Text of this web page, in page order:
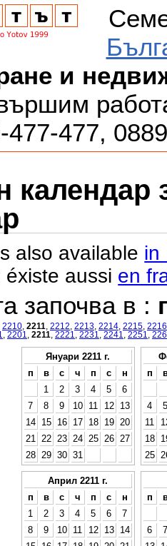
и
477-477,
календар
also available in
aussi en
започва в :
2210 2211 2212 2213 2214 2215 2216
2201 2211 2221 2231 2241 2251
Януари 2211 г.
п
в с ч п с
н
1
2 3 4 5
6
7
8 9 10 11 12
13
14
15 16 17 18 19
20
21
22 23 24 25 26
27
28
29 30 31
п
4
5
11
18
25
Април 2211 г.
п
в с ч п с
н
1
2 3 4 5 6
7
8
9 10 11 12 13
14
п
6
7